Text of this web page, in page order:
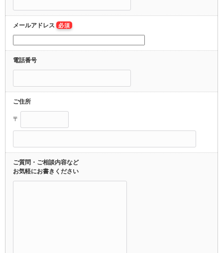
メールアドレス 必須
電話番号
ご住所
〒
ご質問・ご相談内容など
お気軽にお書きください